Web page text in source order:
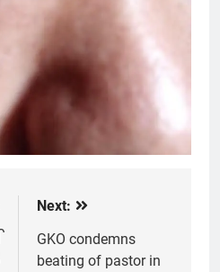
Next:
GKO condemns
beating of pastor in